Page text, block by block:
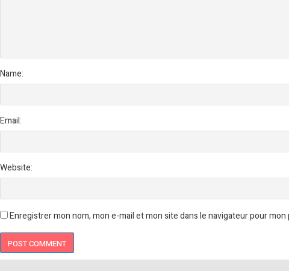
Name:
Email:
Website:
Enregistrer mon nom, mon e-mail et mon site dans le navigateur pour